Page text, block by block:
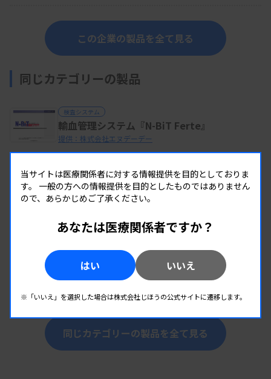
この企業の製品を全て見る
同じカテゴリーの製品
検査システム
輸血管理システム『N-BiT Ferte』
提供：株式会社エヌデーデー
検査システム
バイオリンク５
FORZ 検体検査システム
同じカテゴリーの製品を全て見る
当サイトは医療関係者に対する情報提供を目的としておりま
す。 一般の方への情報提供を目的としたものではありません
ので、あらかじめご了承ください。
あなたは医療関係者ですか？
はい いいえ
※「いいえ」を選択した場合は株式会社じほうの公式サイトに遷移します。